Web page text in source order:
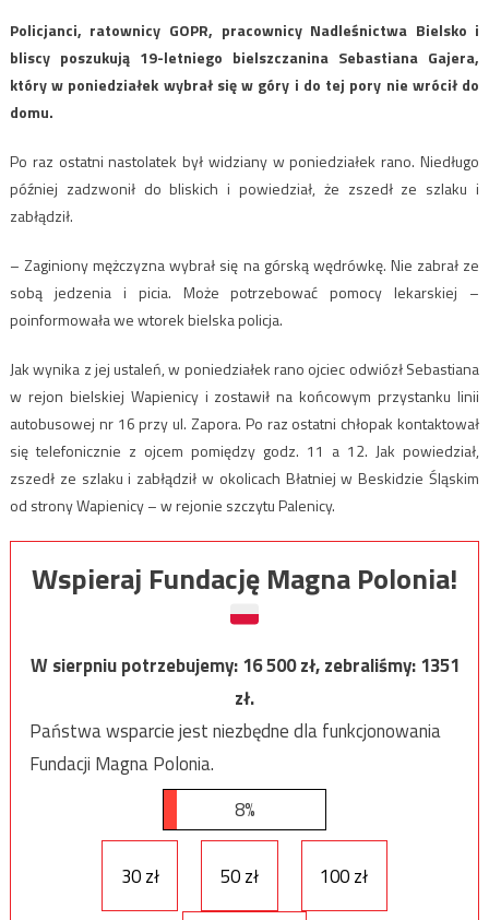
Policjanci, ratownicy GOPR, pracownicy Nadleśnictwa Bielsko i
bliscy poszukują 19-letniego bielszczanina Sebastiana Gajera,
który w poniedziałek wybrał się w góry i do tej pory nie wrócił do
domu.
Po raz ostatni nastolatek był widziany w poniedziałek rano. Niedługo
później zadzwonił do bliskich i powiedział, że zszedł ze szlaku i
zabłądził.
– Zaginiony mężczyzna wybrał się na górską wędrówkę. Nie zabrał ze
sobą jedzenia i picia. Może potrzebować pomocy lekarskiej –
poinformowała we wtorek bielska policja.
Jak wynika z jej ustaleń, w poniedziałek rano ojciec odwiózł Sebastiana
w rejon bielskiej Wapienicy i zostawił na końcowym przystanku linii
autobusowej nr 16 przy ul. Zapora. Po raz ostatni chłopak kontaktował
się telefonicznie z ojcem pomiędzy godz. 11 a 12. Jak powiedział,
zszedł ze szlaku i zabłądził w okolicach Błatniej w Beskidzie Śląskim
od strony Wapienicy – w rejonie szczytu Palenicy.
Wspieraj Fundację Magna Polonia!
W sierpniu potrzebujemy:16 500zł, zebraliśmy:1351
zł.
Państwa wsparcie jest niezbędne dla funkcjonowania
Fundacji Magna Polonia.
8%
30 zł 50 zł 100 zł